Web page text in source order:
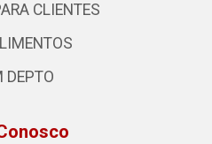
CLIENTES
DEPTO